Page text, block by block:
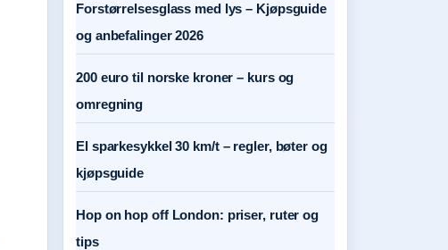
Forstørrelsesglass med lys – Kjøpsguide
og anbefalinger 2026
200 euro til norske kroner – kurs og
omregning
El sparkesykkel 30 km/t – regler, bøter og
kjøpsguide
Hop on hop off London: priser, ruter og
tips